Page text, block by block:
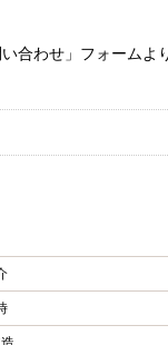
合わせ」フォームよ